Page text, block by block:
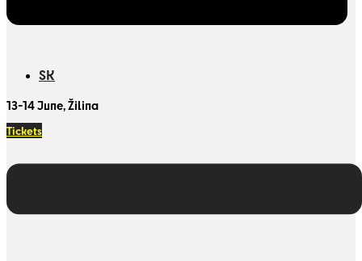
SK
13-14 June, Žilina
Tickets